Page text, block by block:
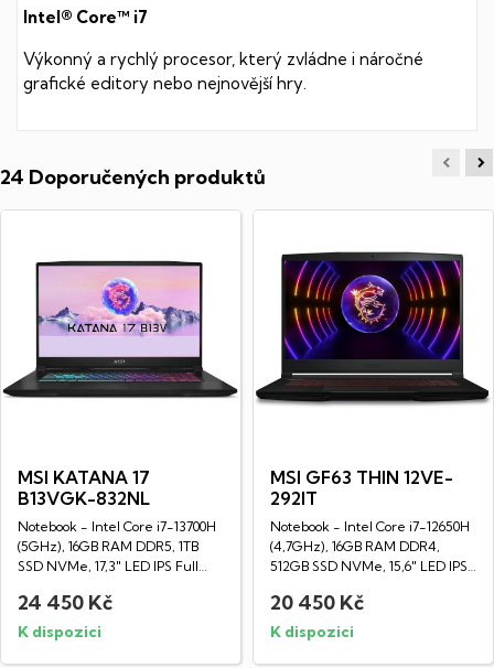
Intel® Core™ i7
Výkonný a rychlý procesor, který zvládne i náročné
grafické editory nebo nejnovější hry.
24 Doporučených produktů
MSI KATANA 17
B13VGK-832NL
Notebook - Intel Core i7-13700H
(5GHz), 16GB RAM DDR5, 1TB
SSD NVMe, 17,3" LED IPS Full
24 450 Kč
K dispozici
MSI GF63 THIN 12VE-
292IT
Notebook - Intel Core i7-12650H
(4,7GHz), 16GB RAM DDR4,
512GB SSD NVMe, 15,6" LED IPS
20 450 Kč
K dispozici